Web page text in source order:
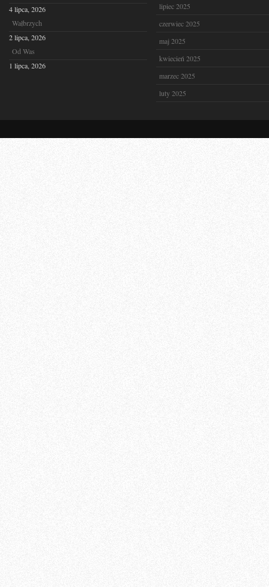
4 lipca, 2026
Wałbrzych
2 lipca, 2026
Od Was
1 lipca, 2026
lipiec 2025
czerwiec 2025
maj 2025
kwiecień 2025
marzec 2025
luty 2025